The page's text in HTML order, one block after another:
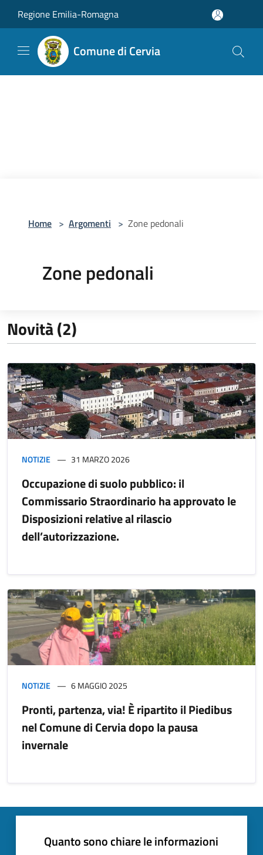
Regione Emilia-Romagna
Comune di Cervia
Home > Argomenti > Zone pedonali
Zone pedonali
Novità (2)
NOTIZIE 31 MARZO 2026
Occupazione di suolo pubblico: il
Commissario Straordinario ha approvato le
Disposizioni relative al rilascio
dell’autorizzazione.
NOTIZIE 6 MAGGIO 2025
Pronti, partenza, via! È ripartito il Piedibus
nel Comune di Cervia dopo la pausa
invernale
Quanto sono chiare le informazioni